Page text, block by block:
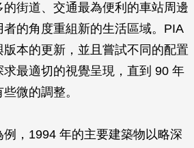
街道、交通最為便利的車站周邊
的角度重組新的生活區域。PIA
本的更新，並且嘗試不同的配置
最適切的視覺呈現，直到 90 年
微的調整。
，1994 年的主要建築物以略深